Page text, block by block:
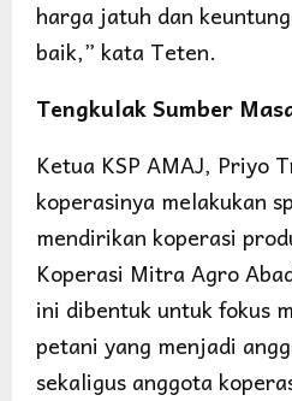
harga jatuh dan
baik,” kata Teten.
Tengkulak Sumber
Ketua KSP AMAJ, Priyo
koperasinya melakukan
mendirikan koperasi
Koperasi Mitra Agro
ini dibentuk untuk fokus
petani yang menjadi
sekaligus anggota